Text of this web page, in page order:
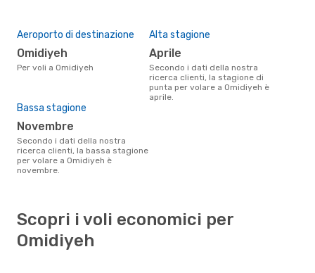
Aeroporto di destinazione
Omidiyeh
Per voli a Omidiyeh
Alta stagione
aprile
Secondo i dati della nostra
ricerca clienti, la stagione di
punta per volare a Omidiyeh è
aprile.
Bassa stagione
novembre
Secondo i dati della nostra
ricerca clienti, la bassa stagione
per volare a Omidiyeh è
novembre.
Scopri i voli economici per
Omidiyeh